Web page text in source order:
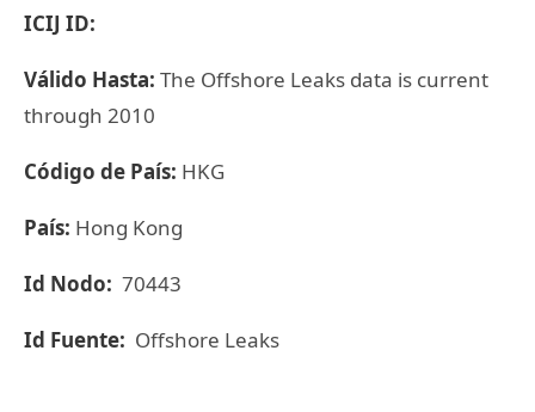
ICIJ ID:
Válido Hasta: The Offshore Leaks data is current
through 2010
Código de País: HKG
País: Hong Kong
Id Nodo: 70443
Id Fuente: Offshore Leaks